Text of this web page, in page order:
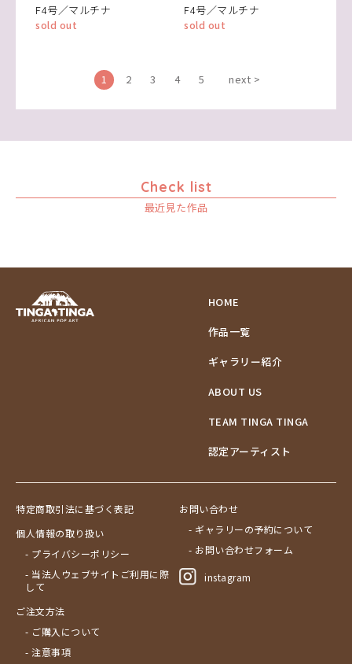
F4号／マルチナ
sold out
F4号／マルチナ
sold out
1 2 3 4 5 next >
Check list
最近見た作品
HOME
作品一覧
ギャラリー紹介
ABOUT US
TEAM TINGA TINGA
認定アーティスト
特定商取引法に基づく表記
個人情報の取り扱い
- プライバシーポリシー
- 当法人ウェブサイトご利用に際
して
ご注文方法
- ご購入について
- 注意事項
お問い合わせ
- ギャラリーの予約について
- お問い合わせフォーム
instagram